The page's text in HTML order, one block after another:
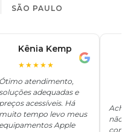
SÃO PAULO
Kênia Kemp
★★★★★
Ótimo atendimento,
soluções adequadas e
preços acessíveis. Há
muito tempo levo meus
equipamentos Apple
Achei
não